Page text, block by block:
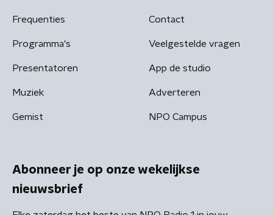
Frequenties
Programma's
Presentatoren
Muziek
Gemist
Contact
Veelgestelde vragen
App de studio
Adverteren
NPO Campus
Abonneer je op onze wekelijkse
nieuwsbrief